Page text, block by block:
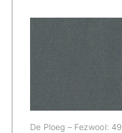
De Ploeg –
Fezwool: 49
De Ploeg – Fezwool: 49